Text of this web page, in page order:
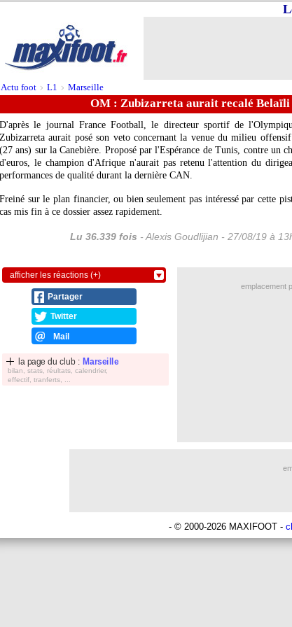
Actu foot > L1 > Marseille
OM : Zubizarreta aurait recalé Belaïli
D'après le journal France Football, le directeur sportif de
Zubizarreta aurait posé son veto concernant la venue du milieu
(27 ans) sur la Canebière. Proposé par l'Espérance de Tunis, contre un
d'euros, le champion d'Afrique n'aurait pas retenu l'attention du
performances de qualité durant la dernière CAN.
Freiné sur le plan financier, ou bien seulement pas intéressé par cette
cas mis fin à ce dossier assez rapidement.
Lu 36.339 fois - Alexis Goudlijian - 27/08/19 à
afficher les réactions (+)
Partager
Twitter
Mail
la page du club : Marseille
bilan, stats, réultats, calendrier,
effectif, tranferts, ...
emplacement
- © 2000-2026 MAXIFOOT -